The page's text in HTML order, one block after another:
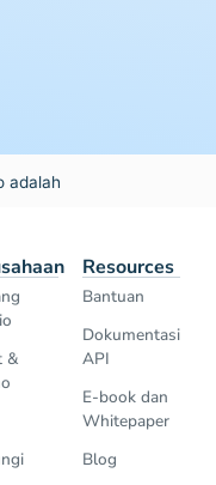
adalah
&
Resources
Bantuan
Dokumentasi
API
E-book dan
Whitepaper
Blog